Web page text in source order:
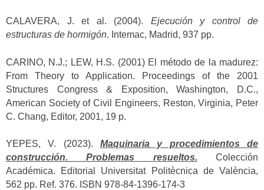
CALAVERA, J. et al. (2004). Ejecución y control de
estructuras de hormigón. Intemac, Madrid, 937 pp.
CARINO, N.J.; LEW, H.S. (2001) El método de la madurez:
From Theory to Application. Proceedings of the 2001
Structures Congress & Exposition, Washington, D.C.,
American Society of Civil Engineers, Reston, Virginia, Peter
C. Chang, Editor, 2001, 19 p.
YEPES, V. (2023). Maquinaria y procedimientos de
construcción. Problemas resueltos. Colección
Académica. Editorial Universitat Politècnica de València,
562 pp. Ref. 376. ISBN 978-84-1396-174-3